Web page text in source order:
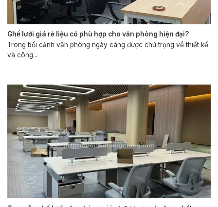
Ghế lưới giá rẻ liệu có phù hợp cho văn phòng hiện đại?
Trong bối cảnh văn phòng ngày càng được chú trọng về thiết kế
và công...